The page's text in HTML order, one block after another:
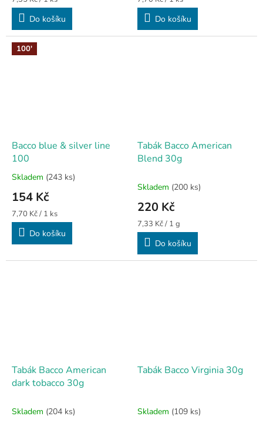
cena:
Do košíku
cena:
Do košíku
100'
Bacco blue & silver line
100
Průměrné
hodnocení
produktu
je
4,0
5
Skladem (243 ks)
154 Kč
Měrná
cena:
7,70 Kč / 1 ks
Do košíku
Tabák Bacco American
Blend 30g
Skladem (200 ks)
220 Kč
Měrná
cena:
7,33 Kč / 1 g
Do košíku
Tabák Bacco American
dark tobacco 30g
Skladem (204 ks)
Tabák Bacco Virginia 30g
Skladem (109 ks)